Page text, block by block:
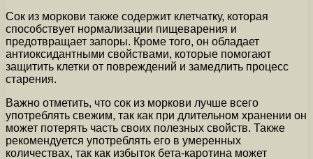
Сок из моркови также содержит клетчатку, которая
способствует нормализации пищеварения и
предотвращает запоры. Кроме того, он обладает
антиоксидантными свойствами, которые помогают
защитить клетки от повреждений и замедлить процесс
старения.
Важно отметить, что сок из моркови лучше всего
употреблять свежим, так как при длительном хранении он
может потерять часть своих полезных свойств. Также
рекомендуется употреблять его в умеренных
количествах, так как избыток бета-каротина может